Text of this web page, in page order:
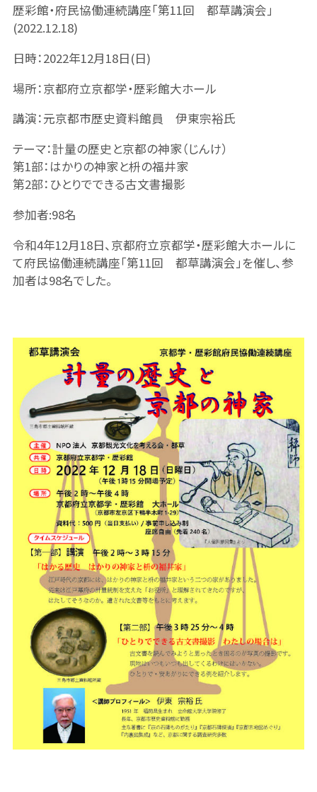
歴彩館・府民協働連続講座「第11回 都草講演会」
(2022.12.18)
日時：2022年12月18日(日)
場所：京都府立京都学・歴彩館大ホール
講演：元京都市歴史資料館員 伊東宗裕氏
テーマ：計量の歴史と京都の神家（じんけ）
第1部：はかりの神家と枡の福井家
第2部：ひとりでできる古文書撮影
参加者:98名
令和4年12月18日、京都府立京都学・歴彩館大ホールに
て府民協働連続講座「第11回 都草講演会」を催し、参
加者は98名でした。